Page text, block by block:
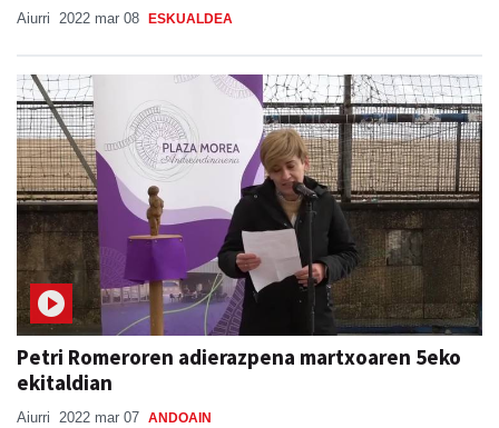
Aiurri 2022 mar 08 ESKUALDEA
Petri Romeroren adierazpena martxoaren 5eko
ekitaldian
Aiurri 2022 mar 07 ANDOAIN